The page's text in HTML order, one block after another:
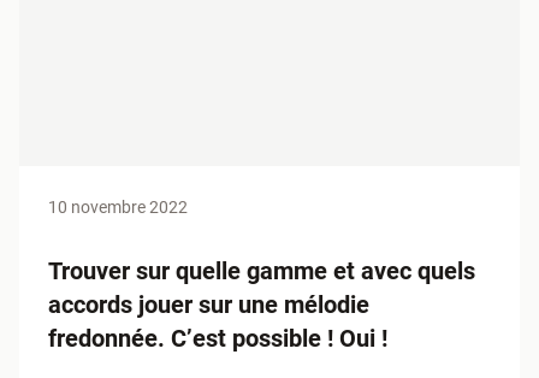
10 novembre 2022
Trouver sur quelle gamme et avec quels
accords jouer sur une mélodie
fredonnée. C’est possible ! Oui !